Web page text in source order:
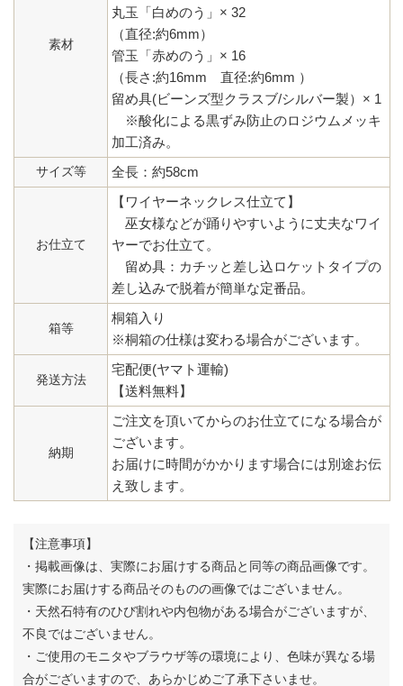
素材
丸玉「白めのう」× 32
（直径:約6mm）
管玉「赤めのう」× 16
（長さ:約16mm 直径:約6mm ）
留め具(ビーンズ型クラスブ/シルバー製）× 1
※酸化による黒ずみ防止のロジウムメッキ
加工済み。
サイズ等
全長：約58cm
お仕立て
【ワイヤーネックレス仕立て】
巫女様などが踊りやすいように丈夫なワイ
ヤーでお仕立て。
留め具：カチッと差し込ロケットタイプの
差し込みで脱着が簡単な定番品。
箱等
桐箱入り
※桐箱の仕様は変わる場合がございます。
発送方法
宅配便(ヤマト運輸)
【送料無料】
納期
ご注文を頂いてからのお仕立てになる場合が
ございます。
お届けに時間がかかります場合には別途お伝
え致します。
【注意事項】
・掲載画像は、実際にお届けする商品と同等の商品画像です。
実際にお届けする商品そのものの画像ではございません。
・天然石特有のひび割れや内包物がある場合がございますが、
不良ではございません。
・ご使用のモニタやブラウザ等の環境により、色味が異なる場
合がございますので、あらかじめご了承下さいませ。